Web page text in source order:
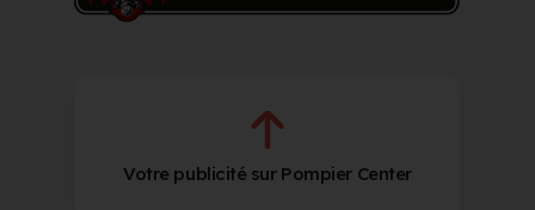
Votre publicité sur Pompier Center